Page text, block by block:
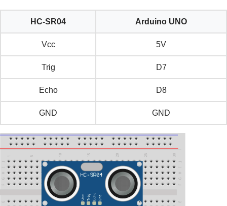
HC-SR04 Arduino UNO
Vcc 5V
Trig D7
Echo D8
GND GND